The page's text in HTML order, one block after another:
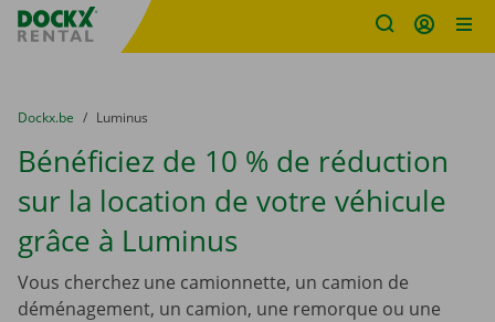
sitename
You are here:
du
Dockx.be to
Luminus
Bénéficiez de 10 % de réduction
sur la location de votre véhicule
grâce à Luminus
Vous cherchez une camionnette, un camion de
déménagement, un camion, une remorque ou une